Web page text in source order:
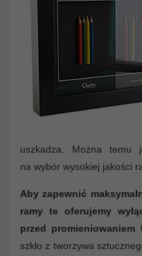
uszkadza. Można temu
na wybór wysokiej jakości
Aby zapewnić
ramy te oferujemy
przed promieniowaniem
szkło z tworzywa